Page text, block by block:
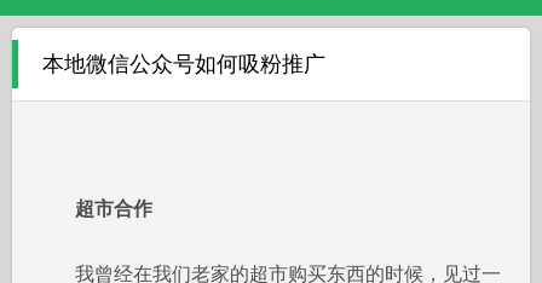
本地微信公众号如何吸粉推广
超市合作
我曾经在我们老家的超市购买东西的时候，见过一